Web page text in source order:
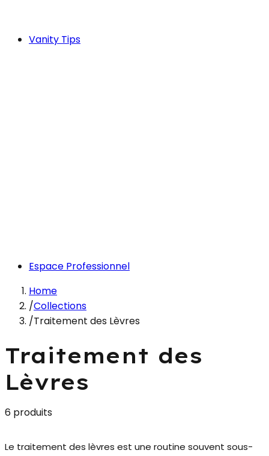
Vanity Tips
Espace Professionnel
Home
/Collections
/Traitement des Lèvres
Traitement des
Lèvres
6 produits
Le traitement des lèvres est une routine souvent sous-